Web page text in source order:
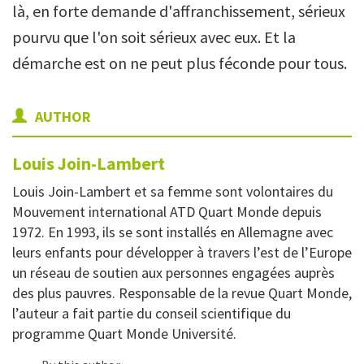
là, en forte demande d'affranchissement, sérieux
pourvu que l'on soit sérieux avec eux. Et la
démarche est on ne peut plus féconde pour tous.
AUTHOR
LouisJoin-Lambert
Louis Join-Lambert et sa femme sont volontaires du
Mouvement international ATD Quart Monde depuis
1972. En 1993, ils se sont installés en Allemagne avec
leurs enfants pour développer à travers l’est de l’Europe
un réseau de soutien aux personnes engagées auprès
des plus pauvres. Responsable de la revue Quart Monde,
l’auteur a fait partie du conseil scientifique du
programme Quart Monde Université.